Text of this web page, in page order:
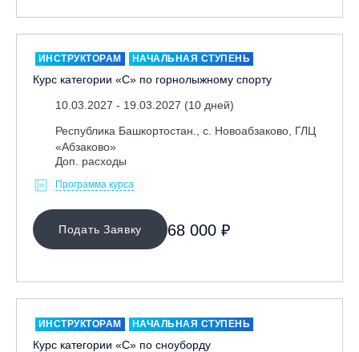
ИНСТРУКТОРАМ НАЧАЛЬНАЯ СТУПЕНЬ
Курс категории «С» по горнолыжному спорту
10.03.2027 - 19.03.2027 (10 дней)
Республика Башкортостан., с. Новоабзаково, ГЛЦ
«Абзаково»
Доп. расходы
Программа курса
Подать Заявку 68 000 ₽
ИНСТРУКТОРАМ НАЧАЛЬНАЯ СТУПЕНЬ
Курс категории «С» по сноуборду